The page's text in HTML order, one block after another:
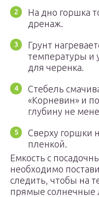
На дно горшка
дренаж.
Грунт
температуры и
для черенка.
Стебель
«Корневин» и
глубину не
Сверху горшки
пленкой.
Емкость с
необходимо
следить, чтобы на
прямые солнечные